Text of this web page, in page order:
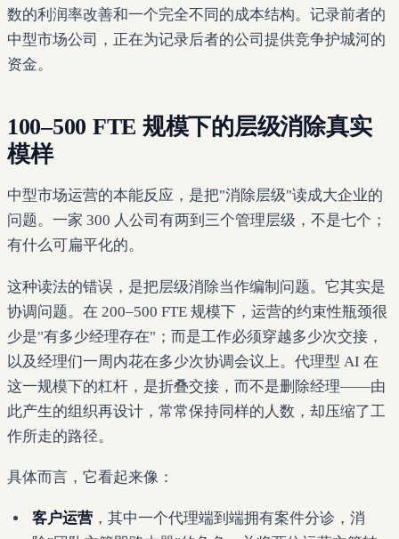
数的利润率改善和一个完全不同的成本结构。记录前者的
中型市场公司，正在为记录后者的公司提供竞争护城河的
资金。
100–500 FTE 规模下的层级消除真实
模样
中型市场运营的本能反应，是把"消除层级"读成大企业的
问题。一家 300 人公司有两到三个管理层级，不是七个；
有什么可扁平化的。
这种读法的错误，是把层级消除当作编制问题。它其实是
协调问题。在 200–500 FTE 规模下，运营的约束性瓶颈很
少是"有多少经理存在"；而是工作必须穿越多少次交接，
以及经理们一周内花在多少次协调会议上。代理型 AI 在
这一规模下的杠杆，是折叠交接，而不是删除经理——由
此产生的组织再设计，常常保持同样的人数，却压缩了工
作所走的路径。
具体而言，它看起来像：
客户运营 ，其中一个代理端到端拥有案件分诊，消